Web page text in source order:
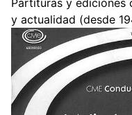
Partituras y ediciones
y actualidad (desde